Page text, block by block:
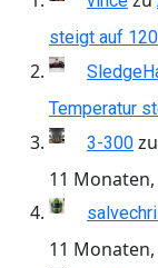
steigt auf
Temperatur
3-300 zu
11
11